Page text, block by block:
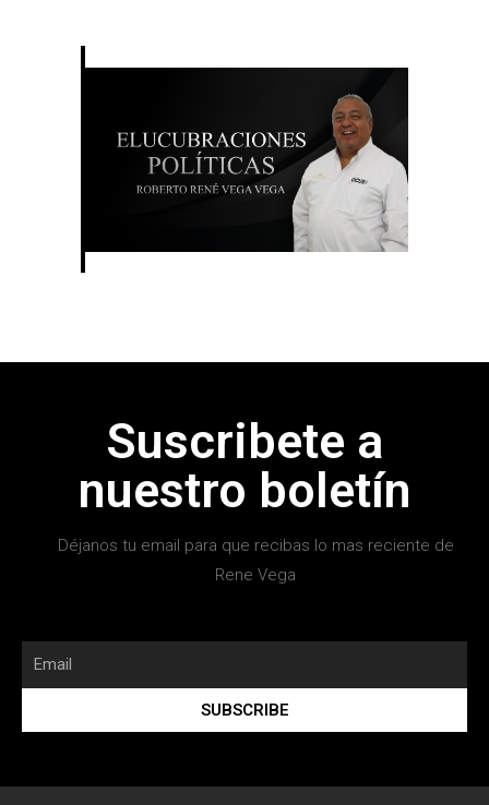
Suscribete a
nuestro boletín
Déjanos tu email para que recibas lo mas reciente de
Rene Vega
SUBSCRIBE